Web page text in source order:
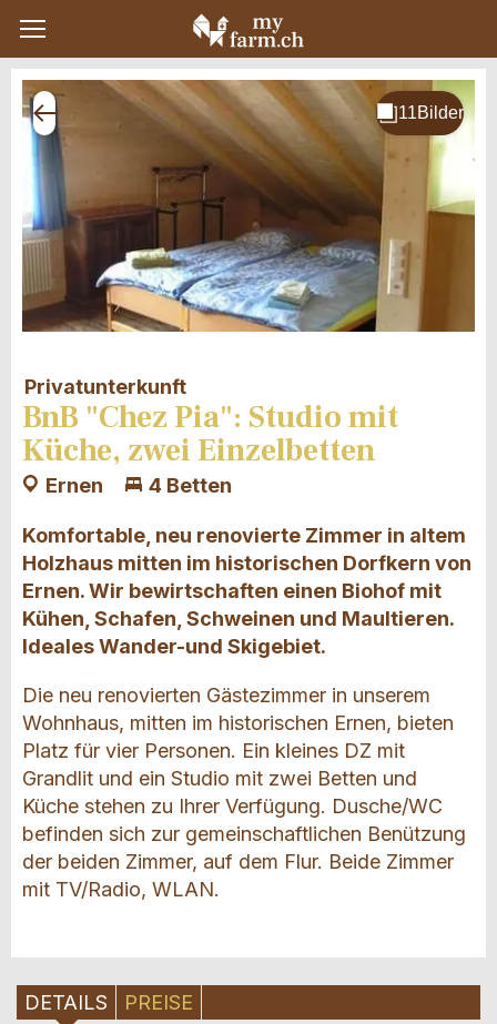
Privatunterkunft
BnB "Chez Pia": Studio mit
Küche, zwei Einzelbetten
Ernen 4 Betten
Komfortable, neu renovierte Zimmer in altem
Holzhaus mitten im historischen Dorfkern von
Ernen. Wir bewirtschaften einen Biohof mit
Kühen, Schafen, Schweinen und Maultieren.
Ideales Wander-und Skigebiet.
Die neu renovierten Gästezimmer in unserem
Wohnhaus, mitten im historischen Ernen, bieten
Platz für vier Personen. Ein kleines DZ mit
Grandlit und ein Studio mit zwei Betten und
Küche stehen zu Ihrer Verfügung. Dusche/WC
befinden sich zur gemeinschaftlichen Benützung
der beiden Zimmer, auf dem Flur. Beide Zimmer
mit TV/Radio, WLAN.
DETAILS PREISE